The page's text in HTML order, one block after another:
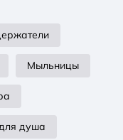
Мыльницы
душа